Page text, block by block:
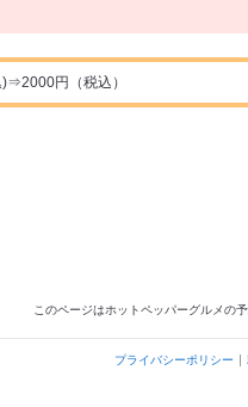
円（税込）
このページはホットペッパーグルメの
プライバシーポリシー